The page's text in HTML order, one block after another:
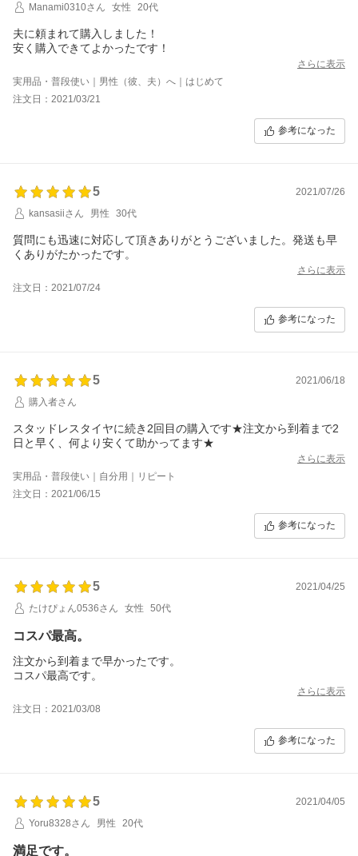
Manami0310さん
女性 20代
夫に頼まれて購入しました！
安く購入できてよかったです！
さらに表示
実用品・普段使い｜男性（彼、夫）へ｜はじめて
注文日：2021/03/21
参考になった
5
2021/07/26
kansasiiさん
男性 30代
質問にも迅速に対応して頂きありがとうございました。発送も早
くありがたかったです。
さらに表示
注文日：2021/07/24
参考になった
5
2021/06/18
購入者さん
スタッドレスタイヤに続き2回目の購入です★注文から到着まで2
日と早く、何より安くて助かってます★
さらに表示
実用品・普段使い｜自分用｜リピート
注文日：2021/06/15
参考になった
5
2021/04/25
たけぴょん0536さん
女性 50代
コスパ最高。
注文から到着まで早かったです。
コスパ最高です。
さらに表示
注文日：2021/03/08
参考になった
5
2021/04/05
Yoru8328さん
男性 20代
満足です。